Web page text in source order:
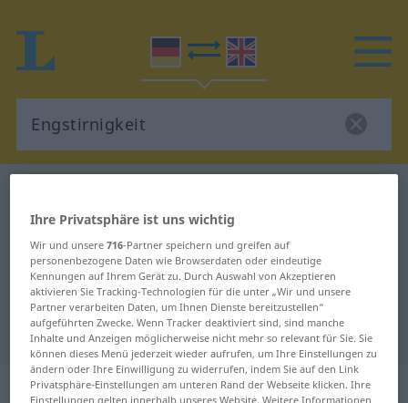
Deutsch-Englisch Übersetzung für
"Engstirnigkeit"
"Engstirnigkeit" Englisch
Übersetzung
„Engstirnigkeit“: Femininum
Ihre Privatsphäre ist uns wichtig
Wir und unsere716-Partner speichern und greifen auf
personenbezogene Daten wie Browserdaten oder eindeutige
Kennungen auf Ihrem Gerät zu. Durch Auswahl von Akzeptieren
aktivieren Sie Tracking-Technologien für die unter „Wir und unsere
Partner verarbeiten Daten, um Ihnen Dienste bereitzustellen“
aufgeführten Zwecke. Wenn Tracker deaktiviert sind, sind manche
Inhalte und Anzeigen möglicherweise nicht mehr so relevant für Sie. Sie
können dieses Menü jederzeit wieder aufrufen, um Ihre Einstellungen zu
ändern oder Ihre Einwilligung zu widerrufen, indem Sie auf den Link
Privatsphäre-Einstellungen am unteren Rand der Webseite klicken. Ihre
Einstellungen gelten innerhalb unseres Website. Weitere Informationen